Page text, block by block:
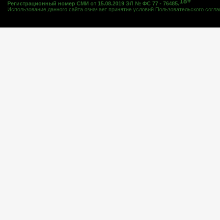
Регистрационный номер СМИ от 15.08.2019 ЭЛ № ФС 77 - 76485.
Использование данного сайта означает принятие условий Пользовательского